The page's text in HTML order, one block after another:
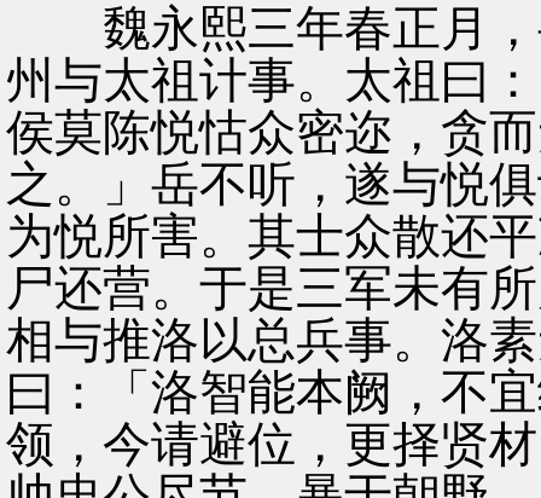
魏永熙三年春正月，
州与太祖计事。太祖曰
侯莫陈悦怙众密迩，贪
之。」岳不听，遂与悦
为悦所害。其士众散还
尸还营。于是三军未有
相与推洛以总兵事。洛
曰：「洛智能本阙，不
领，今请避位，更择贤